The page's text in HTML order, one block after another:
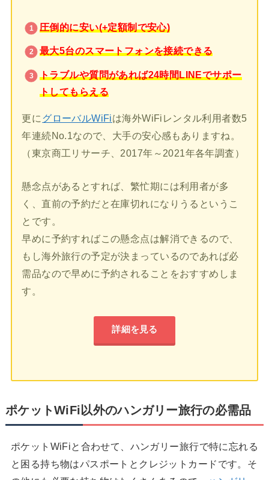
圧倒的に安い(+定額制で安心)
最大5台のスマートフォンを接続できる
トラブルや質問があれば24時間LINEでサポー
トしてもらえる
更に グローバルWiFiは海外WiFiレンタル利用者数5
年連続No.1なので、大手の安心感もありますね。
（東京商工リサーチ、2017年～2021年各年調査）
懸念点があるとすれば、繁忙期には利用者が多
く、直前の予約だと在庫切れになりうるというこ
とです。
早めに予約すればこの懸念点は解消できるので、
もし海外旅行の予定が決まっているのであれば必
需品なので早めに予約されることをおすすめしま
す。
詳細を見る
ポケットWiFi以外のハンガリー旅行の必需品
ポケットWiFiと合わせて、ハンガリー旅行で特に忘れる
と困る持ち物はパスポートとクレジットカードです。そ